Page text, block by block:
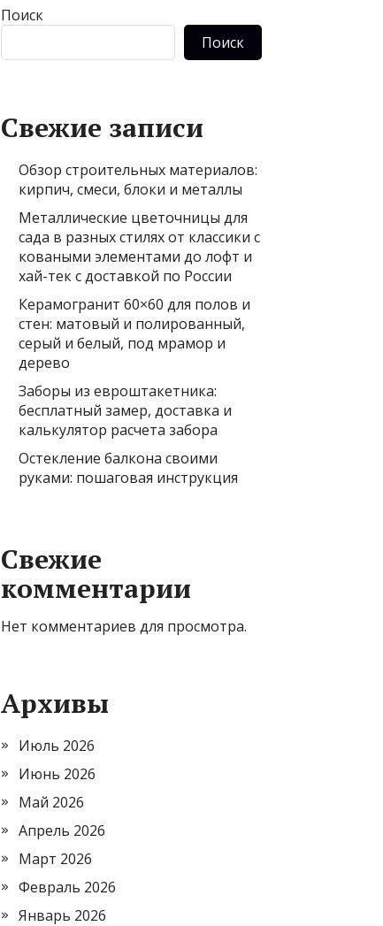
Поиск
Поиск
Свежие записи
Обзор строительных материалов:
кирпич, смеси, блоки и металлы
Металлические цветочницы для
сада в разных стилях от классики с
коваными элементами до лофт и
хай-тек с доставкой по России
Керамогранит 60×60 для полов и
стен: матовый и полированный,
серый и белый, под мрамор и
дерево
Заборы из евроштакетника:
бесплатный замер, доставка и
калькулятор расчета забора
Остекление балкона своими
руками: пошаговая инструкция
Свежие
комментарии
Нет комментариев для просмотра.
Архивы
Июль 2026
Июнь 2026
Май 2026
Апрель 2026
Март 2026
Февраль 2026
Январь 2026